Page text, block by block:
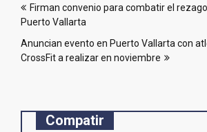
de
entradas
Firman convenio para combatir el
Puerto Vallarta
Anuncian evento en Puerto Vallarta con
CrossFit a realizar en noviembre
Compatir